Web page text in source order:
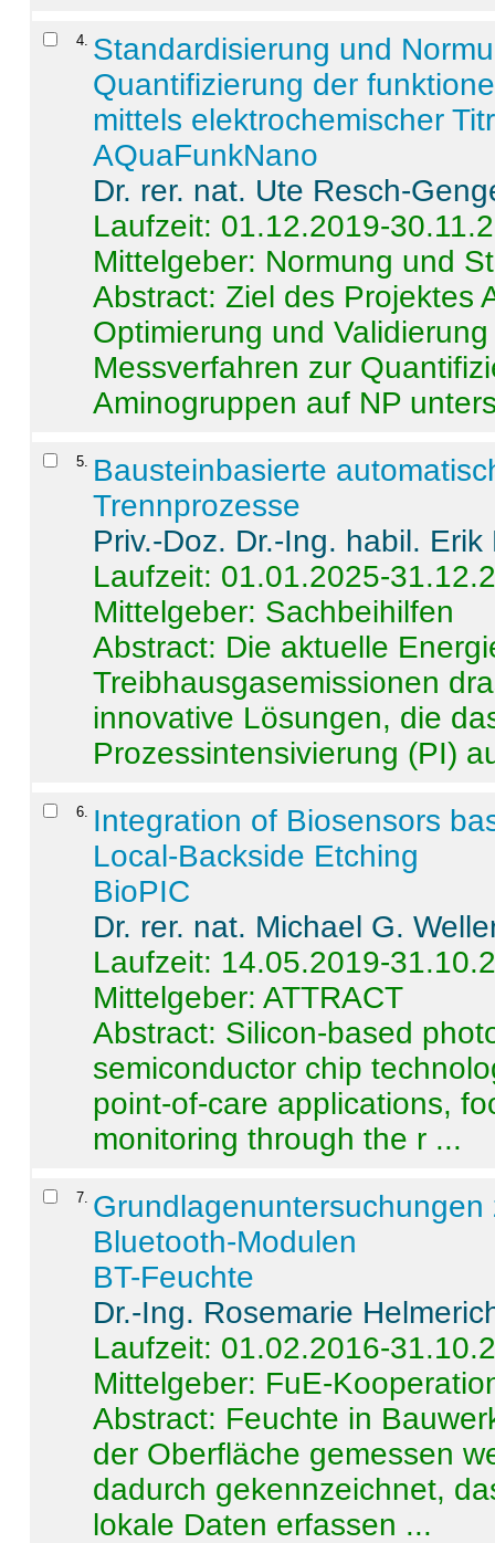
4 Standardisierung und
Quantifizierung der
mittels elektrochemischer
AQuaFunkNano
Dr. rer. nat. Ute Resch-
Laufzeit: 01.12.2019-
Mittelgeber: Normung und
Abstract:Ziel des Projektes
Optimierung und
Messverfahren zur
Aminogruppen auf NP
5
Bausteinbasierte
Trennprozesse
Priv.-Doz. Dr.-Ing. habil. Erik
Laufzeit: 01.01.2025-
Mittelgeber: Sachbeihilfen
Abstract: Die aktuelle
Treibhausgasemissionen
innovative Lösungen, die
Prozessintensivierung (PI)
6
Integration of Biosensors
Local-Backside Etching
BioPIC
Dr. rer. nat. Michael G.
Laufzeit: 14.05.2019-
Mittelgeber: ATTRACT
Abstract: Silicon-based
semiconductor chip
point-of-care applications,
monitoring through the r ...
7
Bluetooth-Modulen
BT-Feuchte
Dr.-Ing. Rosemarie
Laufzeit: 01.02.2016-
Mittelgeber: FuE-
Abstract: Feuchte in
der Oberfläche gemessen
dadurch gekennzeichnet,
lokale Daten erfassen ...